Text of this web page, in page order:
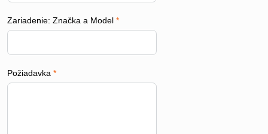
Zariadenie: Značka a Model *
Požiadavka *